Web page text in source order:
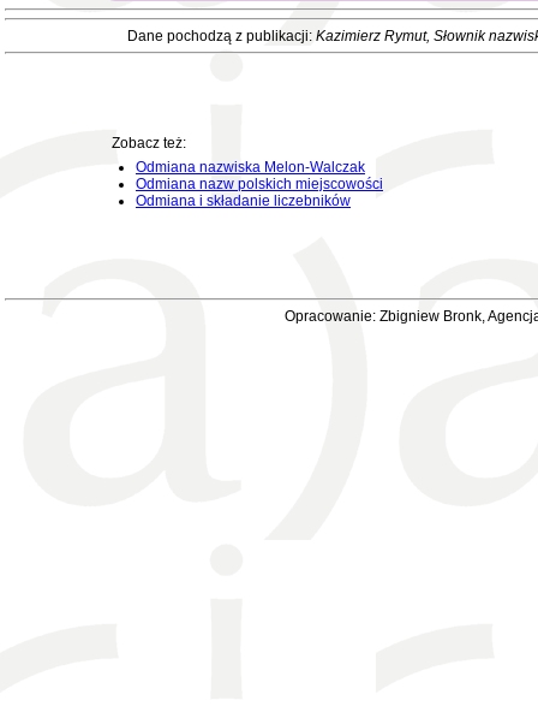
Dane pochodzą z publikacji: Kazimierz Rymut, Słownik
Zobacz też:
Odmiana nazwiska Melon-Walczak
Odmiana nazw polskich miejscowości
Odmiana i składanie liczebników
Opracowanie: Zbigniew Bronk,